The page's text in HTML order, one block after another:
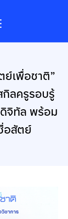
ย์เพื่อชาติ”
ลครูรอบรู้
จิทัล พร้อม
อสัตย์